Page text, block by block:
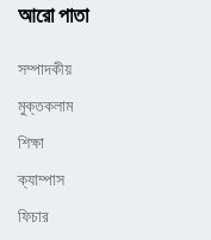
আরো পাতা
সম্পাদকীয়
মুক্তকলাম
শিক্ষা
ক্যাম্পাস
ফিচার